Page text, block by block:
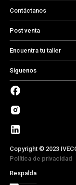
Contáctanos
Post venta
Encuentra tu taller
Síguenos
Copyright © 2023
Política de privacidad
Respalda